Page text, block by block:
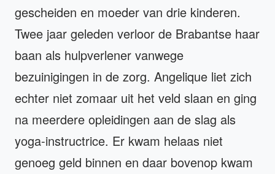
gescheiden en moeder van drie kinderen.
Twee jaar geleden verloor de Brabantse haar
baan als hulpverlener vanwege
bezuinigingen in de zorg. Angelique liet zich
echter niet zomaar uit het veld slaan en ging
na meerdere opleidingen aan de slag als
yoga-instructrice. Er kwam helaas niet
genoeg geld binnen en daar bovenop kwam